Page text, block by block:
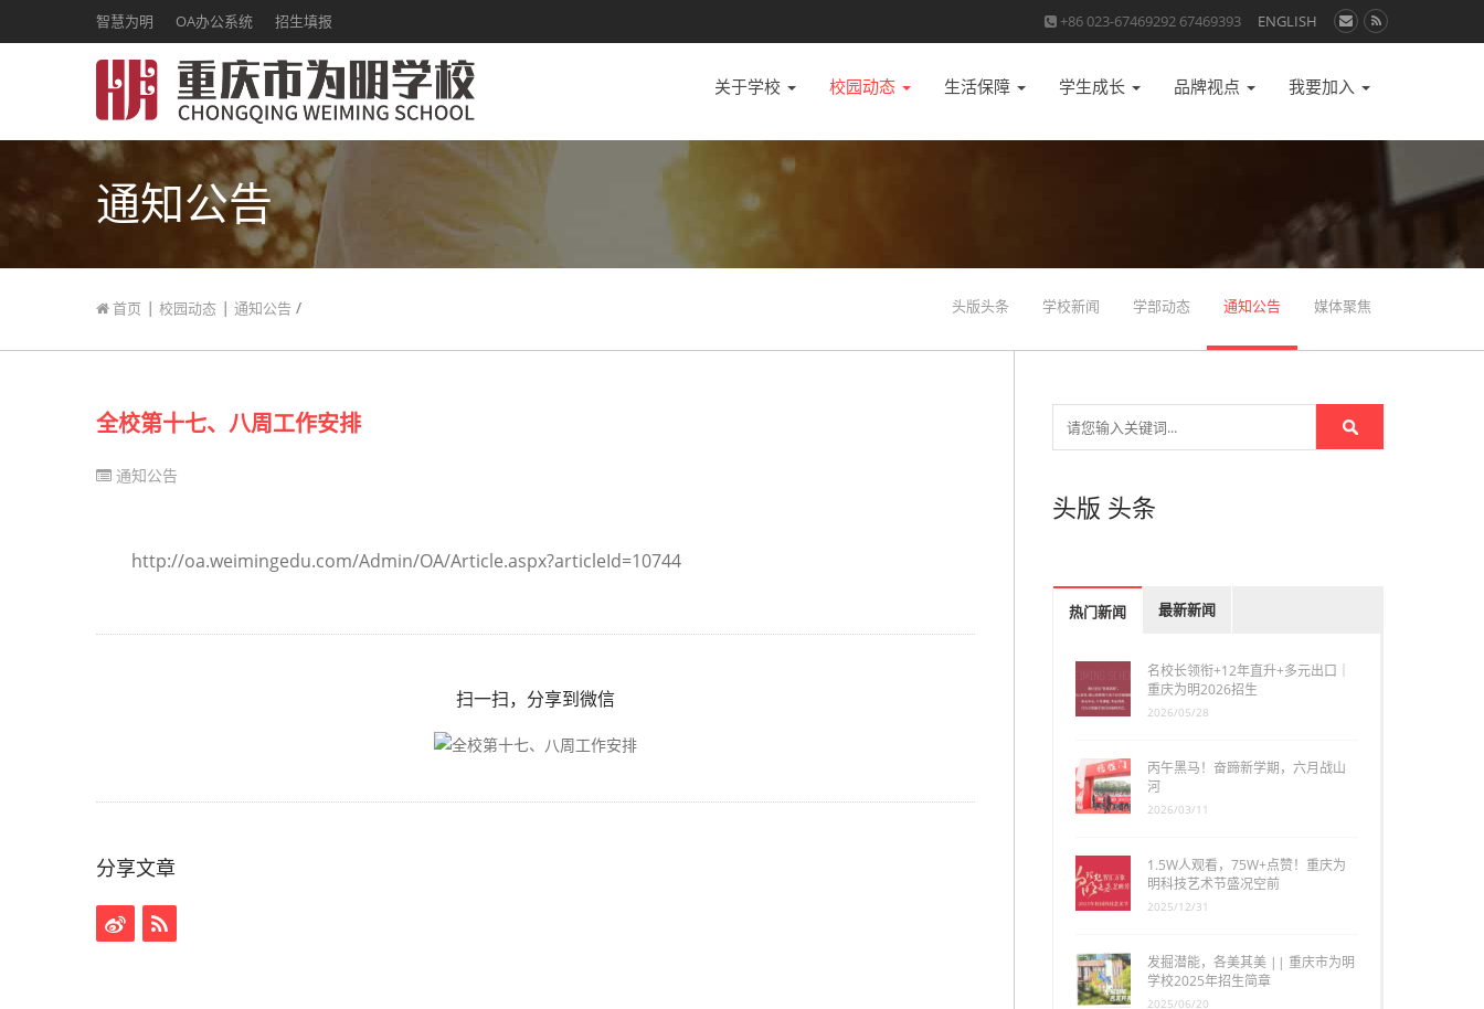
智慧为明 OA办公系统 招生填报 +86 023-67469292 67469393 ENGLISH
关于学校 校园动态 生活保障 学生成长 品牌视点 我要加入
通知公告
首页 | 校园动态 | 通知公告 / 头版头条 学校新闻 学部动态 通知公告 媒体聚焦
全校第十七、八周工作安排
通知公告
http://oa.weimingedu.com/Admin/OA/Article.aspx?articleId=10744
扫一扫，分享到微信
分享文章
头版 头条
热门新闻 最新新闻
名校长领衔+12年直升+多元出口｜
重庆为明2026招生
2026/05/28
丙午黑马！奋蹄新学期，六月战山
河
2026/03/11
1.5W人观看，75W+点赞！重庆为
明科技艺术节盛况空前
2025/12/31
发掘潜能，各美其美 || 重庆市为明
学校2025年招生简章
2025/06/20